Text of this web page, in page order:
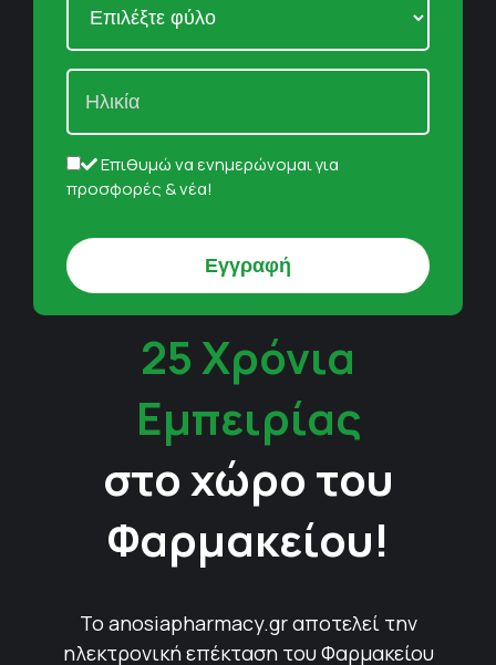
Επιθυμώ να ενημερώνομαι για
προσφορές & νέα!
25 Χρόνια
Εμπειρίας
στο χώρο του
Φαρμακείου!
Το anosiapharmacy.gr αποτελεί την
ηλεκτρονική επέκταση του Φαρμακείου